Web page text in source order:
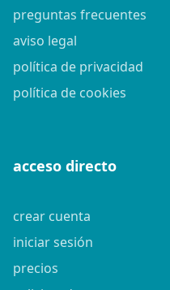
preguntas frecuentes
aviso legal
política de privacidad
política de cookies
acceso directo
crear cuenta
iniciar sesión
precios